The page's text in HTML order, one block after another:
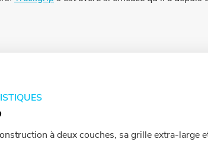
à deux couches, sa grille extra-large